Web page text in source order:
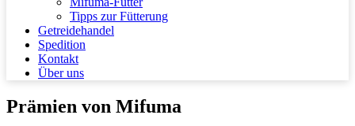
Tipps zur Fütterung
Getreidehandel
Spedition
Kontakt
Über uns
Prämien von Mifuma